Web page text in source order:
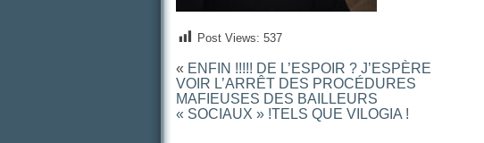
Post Views: 537
« ENFIN !!!!! DE L’ESPOIR ? J’ESPÈRE
VOIR L’ARRÊT DES PROCÉDURES
MAFIEUSES DES BAILLEURS
« SOCIAUX » !TELS QUE VILOGIA !